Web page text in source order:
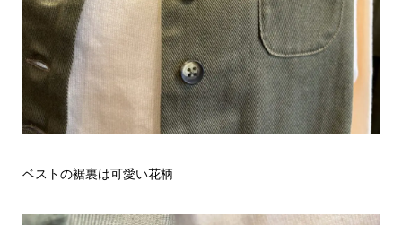
ベストの裾裏は可愛い花柄